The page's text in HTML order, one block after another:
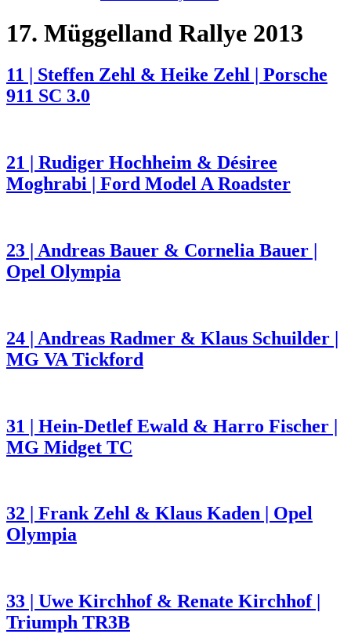
17. Müggelland Rallye 2013
11 | Steffen Zehl & Heike Zehl | Porsche
911 SC 3.0
21 | Rudiger Hochheim & Désiree
Moghrabi | Ford Model A Roadster
23 | Andreas Bauer & Cornelia Bauer |
Opel Olympia
24 | Andreas Radmer & Klaus Schuilder |
MG VA Tickford
31 | Hein-Detlef Ewald & Harro Fischer |
MG Midget TC
32 | Frank Zehl & Klaus Kaden | Opel
Olympia
33 | Uwe Kirchhof & Renate Kirchhof |
Triumph TR3B